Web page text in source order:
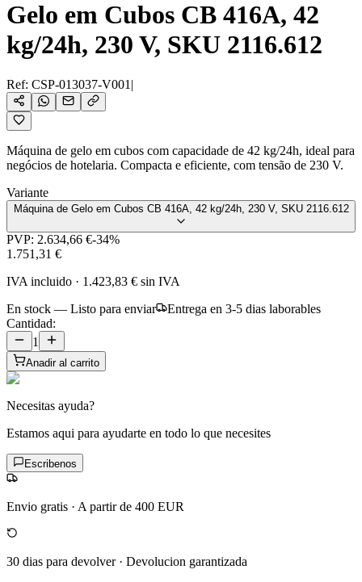
Gelo em Cubos CB 416A, 42
kg/24h, 230 V, SKU 2116.612
Ref: CSP-013037-V001 |
Máquina de gelo em cubos com capacidade de 42 kg/24h, ideal para
negócios de hotelaria. Compacta e eficiente, com tensão de 230 V.
Variante
Máquina de Gelo em Cubos CB 416A, 42 kg/24h, 230 V, SKU 2116.612
PVP: 2.634,66 €-34%
1.751,31 €
IVA incluido · 1.423,83 € sin IVA
En stock — Listo para enviar
Entrega en 3-5 dias laborables
Cantidad:
1
Anadir al carrito
Necesitas ayuda?
Estamos aqui para ayudarte en todo lo que necesites
Escribenos
Envio gratis · A partir de 400 EUR
30 dias para devolver· Devolucion garantizada